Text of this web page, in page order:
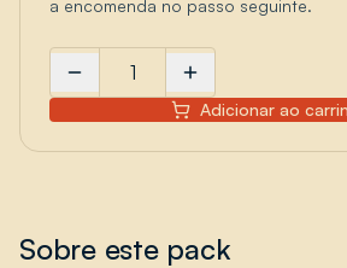
a encomenda no passo seguinte.
Adicionar ao
Sobre este pack